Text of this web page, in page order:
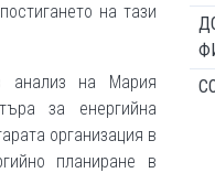
на тази
анализ на Мария
за енергийна
организация в
планиране в